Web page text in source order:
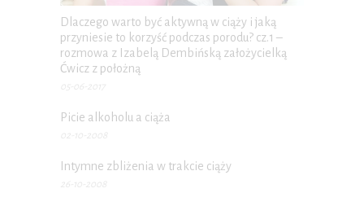
Dlaczego warto być aktywną w ciąży i jaką
przyniesie to korzyść podczas porodu? cz.1 –
rozmowa z Izabelą Dembińską założycielką
Ćwicz z położną
05-06-2017
Picie alkoholu a ciąża
02-10-2008
Intymne zbliżenia w trakcie ciąży
26-10-2008